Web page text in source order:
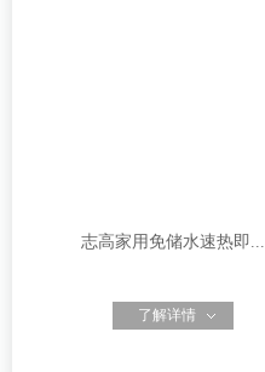
志高家用免储水速热即...
了解详情